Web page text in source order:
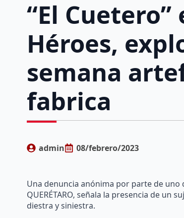
“El
Héroes,
semana
fabrica
admin 08/febrero/2023
Una denuncia anónima por parte de uno
QUERÉTARO, señala la presencia de un
diestra y siniestra.